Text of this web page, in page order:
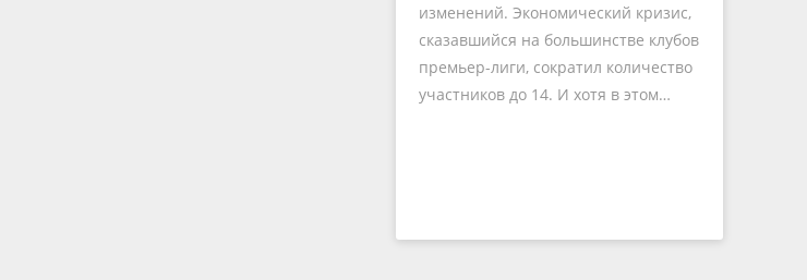
изменений. Экономический кризис,
сказавшийся на большинстве клубов
премьер-лиги, сократил количество
участников до 14. И хотя в этом…